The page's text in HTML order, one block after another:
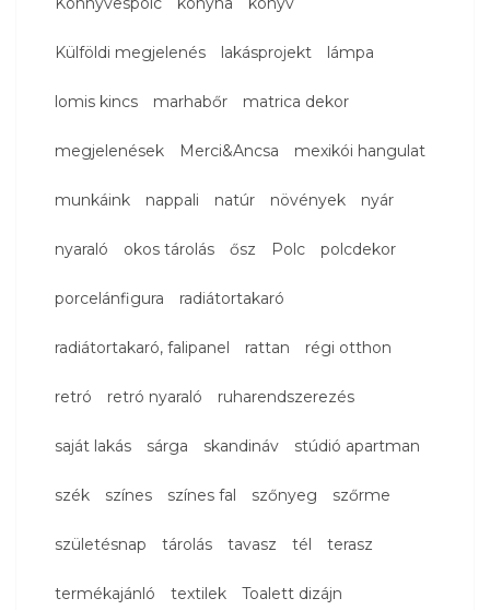
Külföldi megjelenés lakásprojekt lámpa
lomis kincs marhabőr matrica dekor
megjelenések Merci&Ancsa mexikói hangulat
munkáink nappali natúr növények nyár
nyaraló okos tárolás ősz Polc polcdekor
porcelánfigura radiátortakaró
radiátortakaró, falipanel rattan régi otthon
retró retró nyaraló ruharendszerezés
saját lakás sárga skandináv stúdió apartman
szék színes színes fal szőnyeg szőrme
születésnap tárolás tavasz tél terasz
termékajánló textilek Toalett dizájn